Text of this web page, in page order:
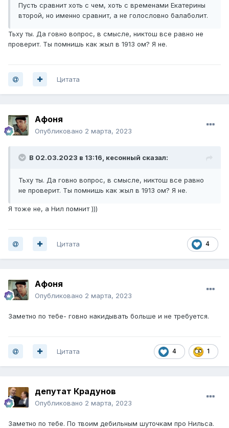
Пусть сравнит хоть с чем, хоть с временами Екатерины
второй, но именно сравнит, а не голословно балаболит.
Тьху ты. Да говно вопрос, в смысле, никтош все равно не
проверит. Ты помнишь как жыл в 1913 ом? Я не.
Цитата
Афоня
Опубликовано 2 марта, 2023
В 02.03.2023 в 13:16, кесонный сказал:
Тьху ты. Да говно вопрос, в смысле, никтош все равно
не проверит. Ты помнишь как жыл в 1913 ом? Я не.
Я тоже не, а Нил помнит )))
4
Цитата
Афоня
Опубликовано 2 марта, 2023
Заметно по тебе- говно накидывать больше и не требуется.
4 1
Цитата
депутат Крадунов
Опубликовано 2 марта, 2023
Заметно по тебе. По твоим дебильным шуточкам про Нильса.